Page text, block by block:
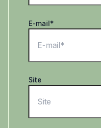
E-mail*
Site